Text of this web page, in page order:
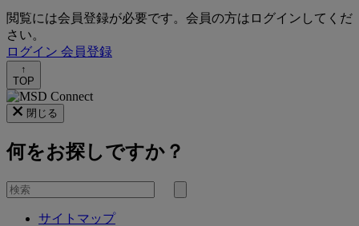
閲覧には会員登録が必要です。会員の方はログインしてくだ
さい。
ログイン 会員登録
↑
TOP
閉じる
何をお探しですか？
を
検
サイトマップ